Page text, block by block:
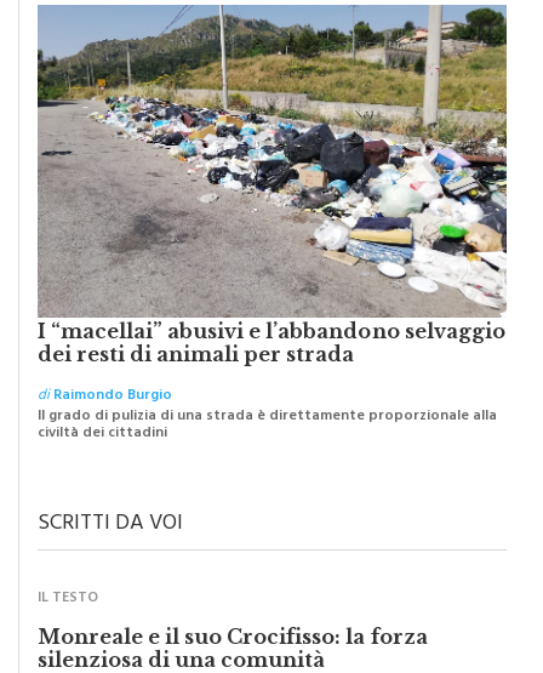
I “macellai” abusivi e l’abbandono selvaggio
dei resti di animali per strada
diRaimondo Burgio
Il grado di pulizia di una strada è direttamente proporzionale alla
civiltà dei cittadini
SCRITTI DA VOI
IL TESTO
Monreale e il suo Crocifisso: la forza
silenziosa di una comunità